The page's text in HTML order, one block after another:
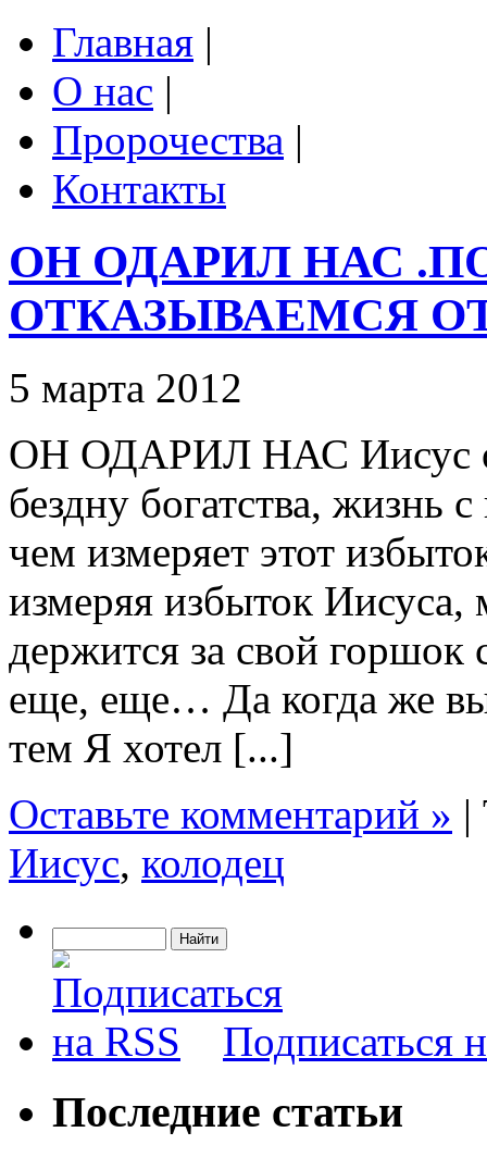
Главная |
О нас |
Пророчества |
Контакты
ОН ОДАРИЛ НАС
ОТКАЗЫВАЕМСЯ
5 марта 2012
ОН ОДАРИЛ НАС Иисус
бездну богатства, жизнь
чем измеряет этот
измеряя избыток
держится за свой горшок
еще, еще… Да когда же
тем Я хотел [...]
Оставьте комментарий » |
Иисус, колодец
Подписаться
Последние статьи